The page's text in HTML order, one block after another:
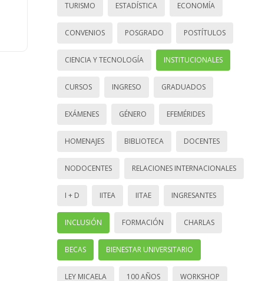
TURISMO ESTADÍSTICA ECONOMÍA
CONVENIOS POSGRADO POSTÍTULOS
CIENCIA Y TECNOLOGÍA INSTITUCIONALES
CURSOS INGRESO GRADUADOS
EXÁMENES GÉNERO EFEMÉRIDES
HOMENAJES BIBLIOTECA DOCENTES
NODOCENTES RELACIONES INTERNACIONALES
I + D IITEA IITAE INGRESANTES
INCLUSIÓN FORMACIÓN CHARLAS
BECAS BIENESTAR UNIVERSITARIO
LEY MICAELA 100 AÑOS WORKSHOP